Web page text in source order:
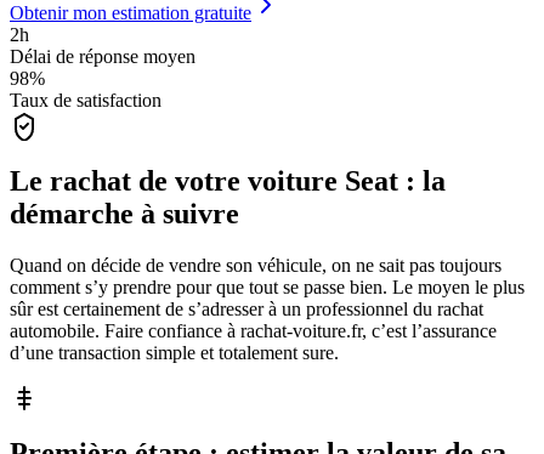
Obtenir mon estimation gratuite
2h
Délai de réponse moyen
98%
Taux de satisfaction
Le rachat de votre voiture Seat : la
démarche à suivre
Quand on décide de vendre son véhicule, on ne sait pas toujours
comment s’y prendre pour que tout se passe bien. Le moyen le plus
sûr est certainement de s’adresser à un professionnel du rachat
automobile. Faire confiance à rachat-voiture.fr, c’est l’assurance
d’une transaction simple et totalement sure.